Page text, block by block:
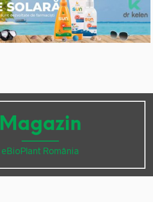
Magazin
eBioPlant România